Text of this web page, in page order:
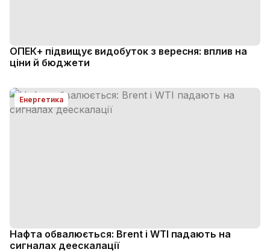
ОПЕК+ підвищує видобуток з вересня: вплив на
ціни й бюджети
Енергетика
Нафта обвалюється: Brent і WTI падають на
сигналах деескалації